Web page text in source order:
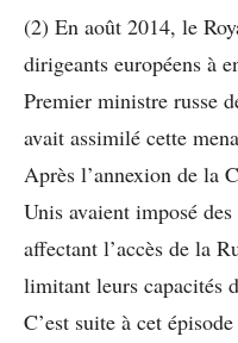
(2) En août 2014, le
dirigeants européens à
Premier ministre russe
avait assimilé cette
Après l’annexion de la
Unis avaient imposé
affectant l’accès de la
limitant leurs capacités
C’est suite à cet